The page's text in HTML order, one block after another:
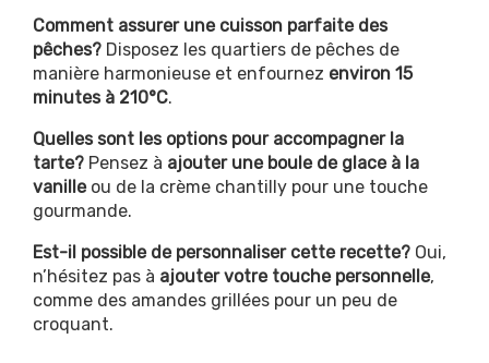
Comment assurer une cuisson parfaite des
pêches? Disposez les quartiers de pêches de
manière harmonieuse et enfournez environ 15
minutes à 210°C.
Quelles sont les options pour accompagner la
tarte? Pensez à ajouter une boule de glace à la
vanilleou de la crème chantilly pour une touche
gourmande.
Est-il possible de personnaliser cette recette? Oui,
n’hésitez pas à ajouter votre touche personnelle,
comme des amandes grillées pour un peu de
croquant.